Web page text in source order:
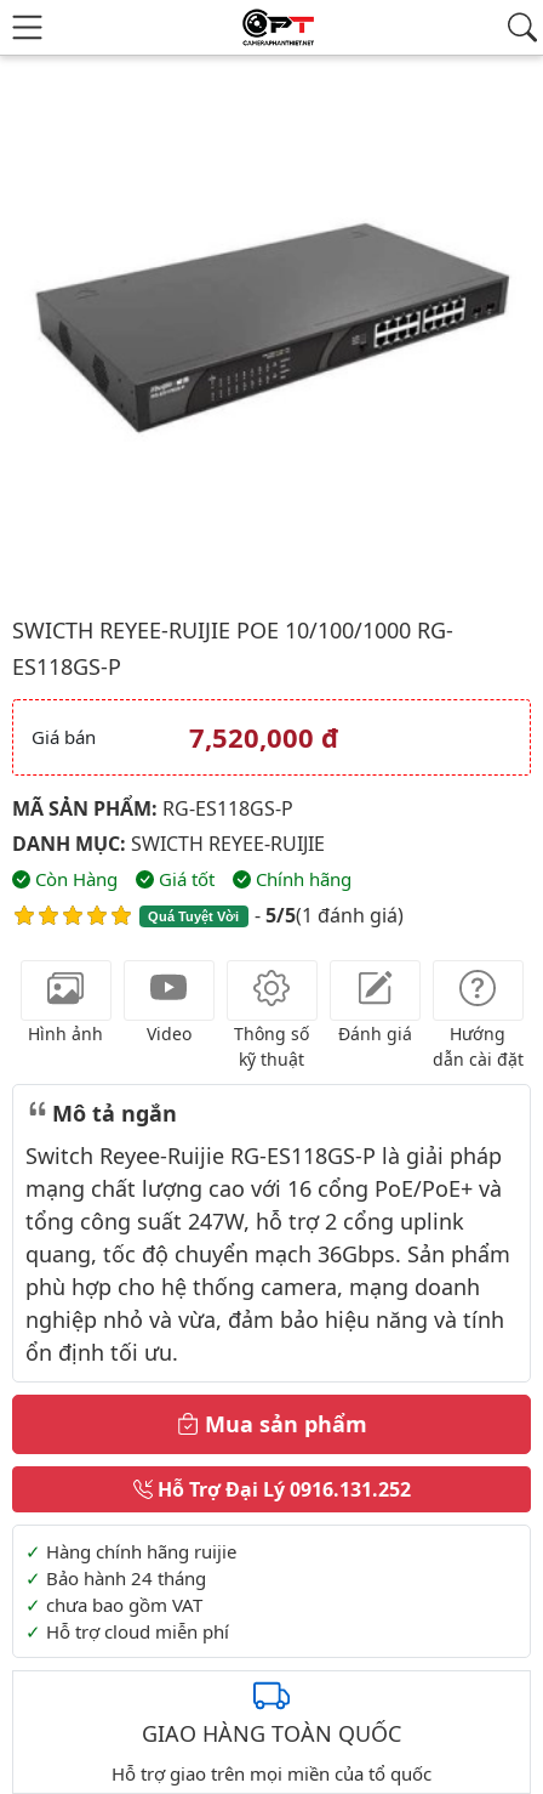
SWICTH REYEE-RUIJIE POE 10/100/1000 RG-
ES118GS-P
Giá và khuyến mãi
Giá bán 7,520,000 đ
MÃ SẢN PHẨM: RG-ES118GS-P
DANH MỤC: SWICTH REYEE-RUIJIE
Còn Hàng Giá tốt Chính hãng
Quá Tuyệt Vời -5/5(1 đánh giá)
Hình ảnh Video
Thông số
kỹ thuật
Đánh giá
Hướng
dẫn cài đặt
Mô tả ngắn
Switch Reyee-Ruijie RG-ES118GS-P là giải pháp
mạng chất lượng cao với 16 cổng PoE/PoE+ và
tổng công suất 247W, hỗ trợ 2 cổng uplink
quang, tốc độ chuyển mạch 36Gbps. Sản phẩm
phù hợp cho hệ thống camera, mạng doanh
nghiệp nhỏ và vừa, đảm bảo hiệu năng và tính
ổn định tối ưu.
Mua sản phẩm
Hỗ Trợ Đại Lý0916.131.252
Thông tin thêm
Hàng chính hãng ruijie
Bảo hành 24 tháng
chưa bao gồm VAT
Hỗ trợ cloud miễn phí
GIAO HÀNG TOÀN QUỐC
Hỗ trợ giao trên mọi miền của tổ quốc